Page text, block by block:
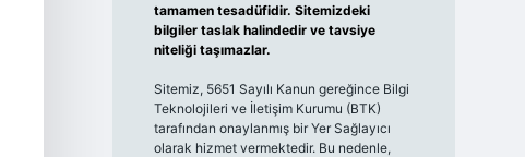
tamamen tesadüfidir. Sitemizdeki
bilgiler taslak halindedir ve tavsiye
niteliği taşımazlar.
Sitemiz, 5651 Sayılı Kanun gereğince Bilgi
Teknolojileri ve İletişim Kurumu (BTK)
tarafından onaylanmış bir Yer Sağlayıcı
olarak hizmet vermektedir. Bu nedenle,